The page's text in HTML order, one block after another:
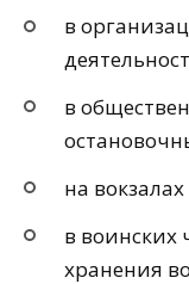
в
в
на
в воинских
хранения